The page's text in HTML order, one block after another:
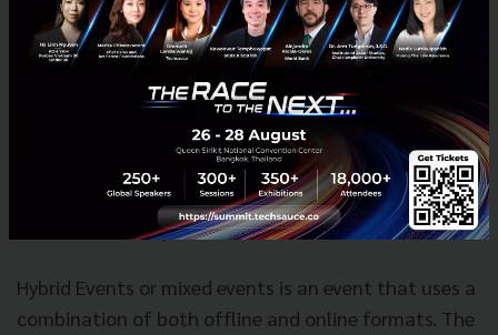
สะดวกเข้าร่วมงานในครั้งนี้ ท่านสามารถเก็บสิทธิ์เพื่อเข้า
ร่วมงานในปีหน้าได้
Frequently Asked Questions
1. What are Hybrid Events?
Hybrid Events or mixed events is an event that uses a
combination of both offline and online formats. The